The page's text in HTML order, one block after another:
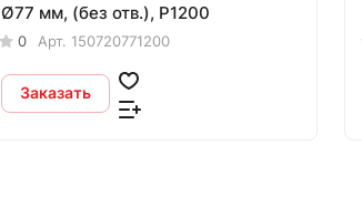
Ø77 мм, (без отв.), P1200
0 Арт. 150720771200
Заказать